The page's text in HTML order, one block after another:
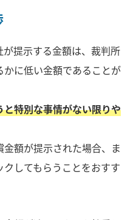
提示する金額は、裁判所
に低い金額であることが
特別な事情がない限りや
額が提示された場合、ま
してもらうことをおすす